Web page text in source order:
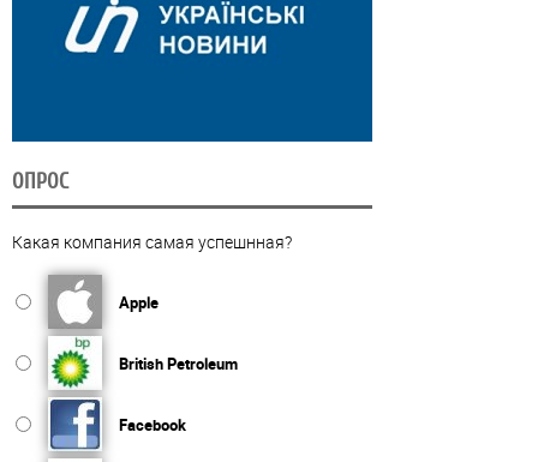
ОПРОС
Какая компания самая успешнная?
Apple
British Petroleum
Facebook